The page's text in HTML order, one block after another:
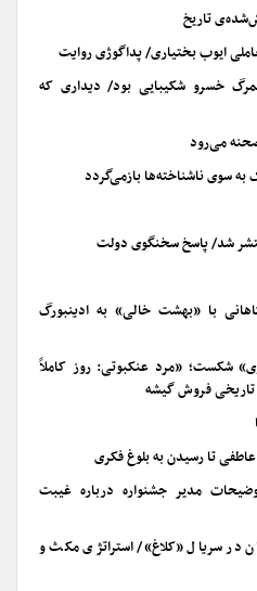
تاریخ
ایوب بختیاری/ پداگوژی روایت
که سالمرگ خسرو شکیبایی بود/ دیداری که
می‌رود
به سوی ناشناخته‌ها بازمی‌گردد
شد/ پاسخ سخنگوی دولت
با «بهشت خالی» به ادینبورگ
شکست؛ «مرد عنکبوتی: روز کاملاً
فروش گیشه
تا رسیدن به بلوغ فکری
فیلم ونیز ۲۰۲۶؛ توضیحات مدیر جشنواره درباره غیبت
در سریال «کلاغ»/ استراتژی مکث و